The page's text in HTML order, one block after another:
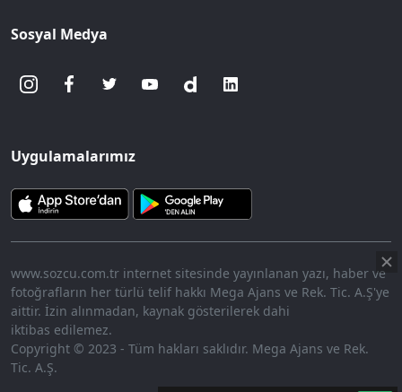
Aç
7.27%
Sosyal Medya
Uygulamalarımız
www.sozcu.com.tr internet sitesinde yayınlanan yazı, haber ve
fotoğrafların her türlü telif hakkı Mega Ajans ve Rek. Tic. A.Ş'ye
aittir. İzin alınmadan, kaynak gösterilerek dahi
iktibas edilemez.
Copyright © 2023 - Tüm hakları saklıdır. Mega Ajans ve Rek.
Tic. A.Ş.